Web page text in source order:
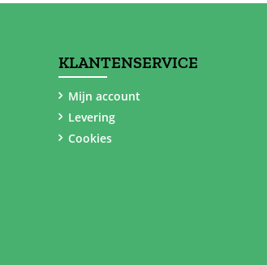
KLANTENSERVICE
Mijn account
Levering
Cookies